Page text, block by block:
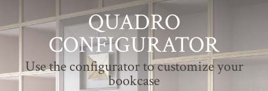
QUADRO
CONFIGURATOR
Use the configurator to customize your
bookcase